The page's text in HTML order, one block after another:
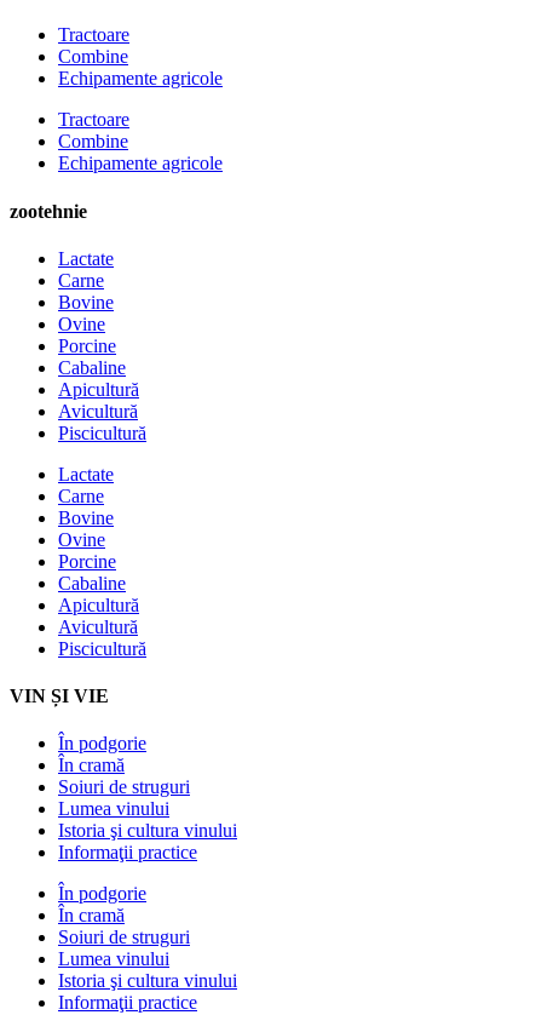
Tractoare
Combine
Echipamente agricole
Tractoare
Combine
Echipamente agricole
zootehnie
Lactate
Carne
Bovine
Ovine
Porcine
Cabaline
Apicultură
Avicultură
Piscicultură
Lactate
Carne
Bovine
Ovine
Porcine
Cabaline
Apicultură
Avicultură
Piscicultură
VIN ȘI VIE
În podgorie
În cramă
Soiuri de struguri
Lumea vinului
Istoria şi cultura vinului
Informaţii practice
În podgorie
În cramă
Soiuri de struguri
Lumea vinului
Istoria şi cultura vinului
Informaţii practice